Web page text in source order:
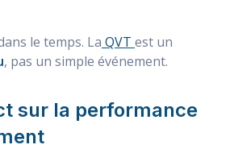
le temps. La QVT est un
, pas un simple événement.
sur la performance